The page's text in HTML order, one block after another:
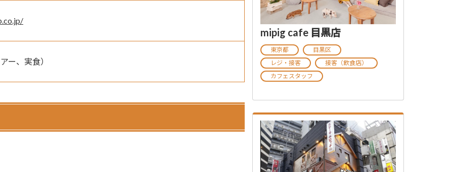
ー、実食）
mipig cafe 目黒店
東京都
目黒区
レジ・接客
接客（飲食店）
カフェスタッフ